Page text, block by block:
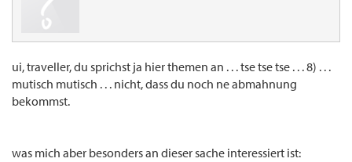
ui, traveller, du sprichst ja hier themen an . . . tse tse tse . . . 8) . . .
mutisch mutisch . . . nicht, dass du noch ne abmahnung
bekommst.
was mich aber besonders an dieser sache interessiert ist: